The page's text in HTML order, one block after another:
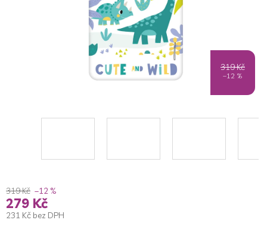
319 Kč
–12 %
319 Kč –12 %
279 Kč
231 Kč bez DPH